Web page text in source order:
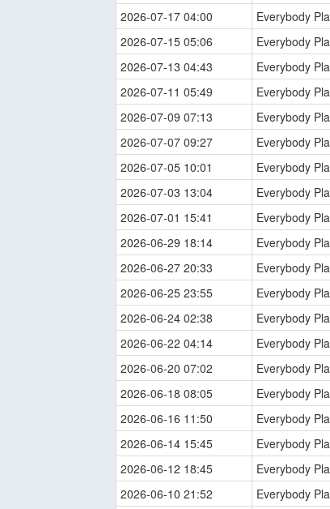
2026-07-17 04:00
Everybody
2026-07-15 05:06
Everybody
2026-07-13 04:43
Everybody
2026-07-11 05:49
Everybody
2026-07-09 07:13
Everybody
2026-07-07 09:27
Everybody
2026-07-05 10:01
Everybody
2026-07-03 13:04
Everybody
2026-07-01 15:41
Everybody
2026-06-29 18:14
Everybody
2026-06-27 20:33
Everybody
2026-06-25 23:55
Everybody
2026-06-24 02:38
Everybody
2026-06-22 04:14
Everybody
2026-06-20 07:02
Everybody
2026-06-18 08:05
Everybody
2026-06-16 11:50
Everybody
2026-06-14 15:45
Everybody
2026-06-12 18:45
Everybody
2026-06-10 21:52
Everybody